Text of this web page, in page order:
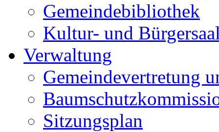
Gemeindebibliothek
Kultur- und
Verwaltung
Gemeindevertretung
Sitzungsplan